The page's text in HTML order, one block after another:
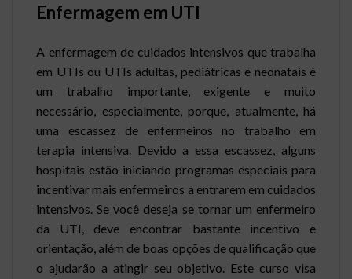
Enfermagem em UTI
A enfermagem de cuidados intensivos que trabalha
em UTIs ou UTIs adultas, pediátricas e neonatais é
um trabalho importante, exigente e muito
necessário, especialmente, porque, atualmente, há
uma escassez de enfermeiros no trabalho em
terapia intensiva. Devido a essa escassez, alguns
hospitais estão iniciando programas especiais para
incentivar mais enfermeiros a entrarem em cuidados
intensivos. Se você deseja se tornar um enfermeiro
da UTI, deve encontrar bastante incentivo e
orientação, além de boas opções de qualificação que
o ajudarão a atingir seu objetivo. Este curso visa